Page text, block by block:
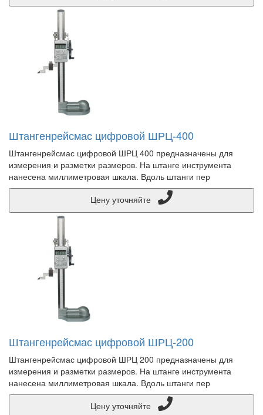
Штангенрейсмас цифровой ШРЦ-400
Штангенрейсмас цифровой ШРЦ 400 предназначены для
измерения и разметки размеров. На штанге инструмента
нанесена миллиметровая шкала. Вдоль штанги пер
Штангенрейсмас цифровой ШРЦ-200
Штангенрейсмас цифровой ШРЦ 200 предназначены для
измерения и разметки размеров. На штанге инструмента
нанесена миллиметровая шкала. Вдоль штанги пер